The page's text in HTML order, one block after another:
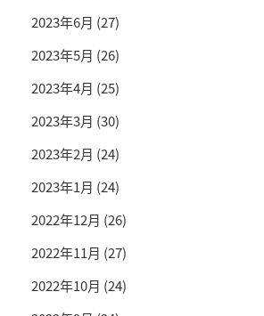
2023年6月 (27)
2023年5月 (26)
2023年4月 (25)
2023年3月 (30)
2023年2月 (24)
2023年1月 (24)
2022年12月 (26)
2022年11月 (27)
2022年10月 (24)